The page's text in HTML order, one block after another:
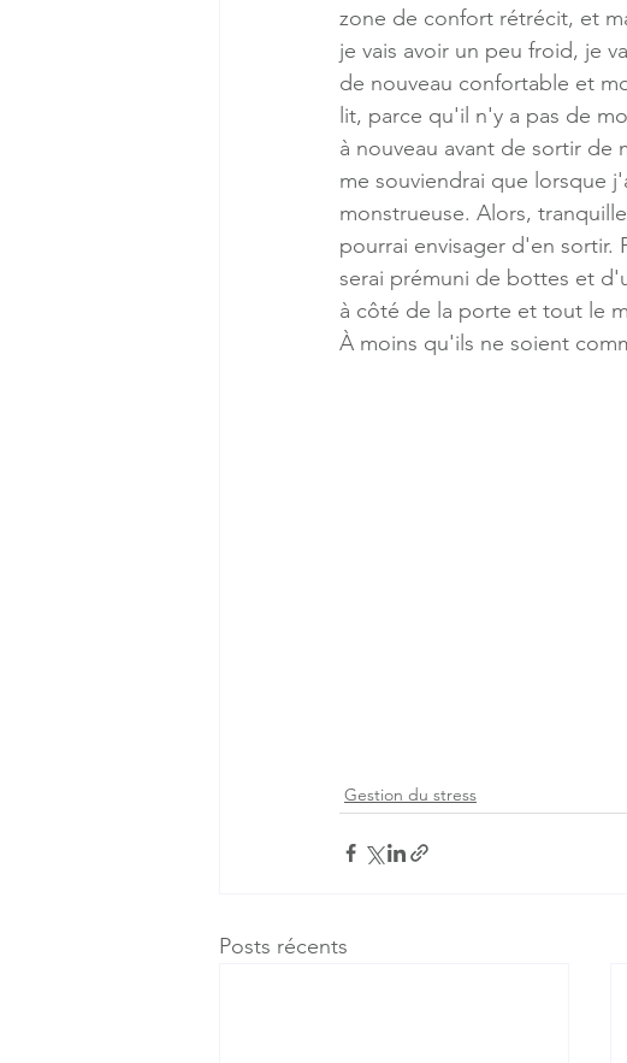
zone de confort rétrécit, et
je vais avoir un peu froid, je
de nouveau confortable et
lit, parce qu'il n'y a pas de
à nouveau avant de sortir de
me souviendrai que lorsque
monstrueuse. Alors,
pourrai envisager d'en sortir.
serai prémuni de bottes et
à côté de la porte et tout le
À moins qu'ils ne soient
Gestion du stress
Posts récents